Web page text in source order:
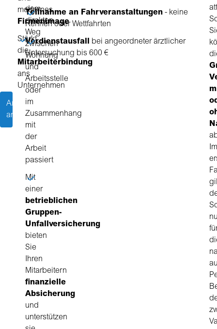
modernes
Firmenimage
Stärkt
die
Mitarbeiterbindung
ans
Unternehmen
Angebot
anfragen
dem
direkten
Weg
zwischen
Wohnung
und
Arbeitsstelle
oder
im
Zusammenhang
mit
der
Arbeit
passiert
Mit
einer
betrieblichen
Gruppen-
Unfallversicherung
bieten
Sie
Ihren
Mitarbeitern
finanzielle
Absicherung
und
unterstützen
Teilnahme an Fahrveranstaltungen - keine
Rennen oder Wettfahrten
Verdienstausfall
bei angeordneter ärztlicher
Untersuchung bis 600 €
Im